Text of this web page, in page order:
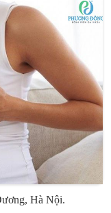
Hà Nội.